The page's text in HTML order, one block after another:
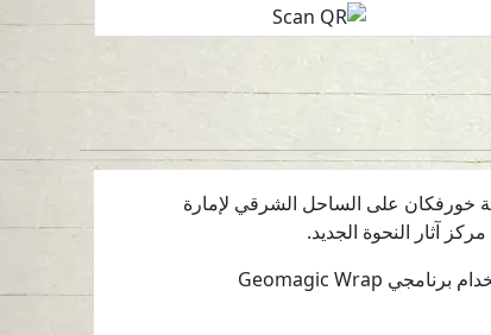
خورفكان على الساحل الشرقي لإمارة
آثار النحوة الجديد.
تم إنشاء نموذج ثلاثي الأبعاد باستخدام برنامج Reality Capture بالاعتماد على 1378 صورة. وأُنجزت معالجات إضافية باستخدام برنامجي Geomagic Wrap